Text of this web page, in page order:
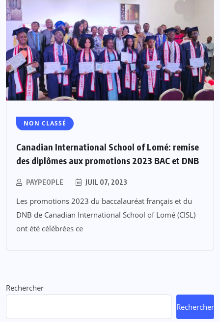
NON CLASSÉ
Canadian International School of Lomé: remise
des diplômes aux promotions 2023 BAC et DNB
PAYPEOPLE JUIL 07, 2023
Les promotions 2023 du baccalauréat français et du
DNB de Canadian International School of Lomé (CISL)
ont été célébrées ce
Rechercher
Rechercher